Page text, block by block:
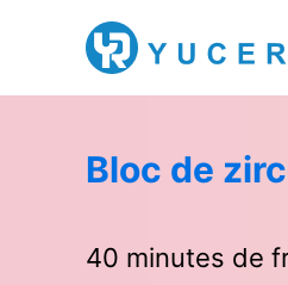
Bloc de
40 minutes de